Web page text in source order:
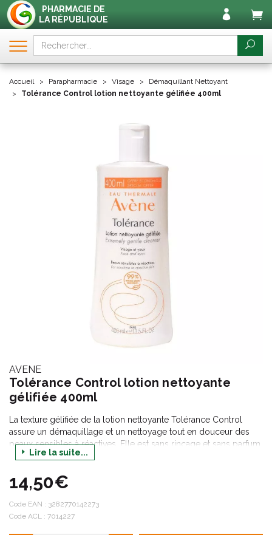
PHARMACIE DE
LA RÉPUBLIQUE
Accueil Parapharmacie Visage
Démaquillant Nettoyant
Tolérance Control lotion nettoyante gélifiée 400ml
AVENE
Tolérance Control lotion nettoyante
gélifiée 400ml
La texture gélifiée de la lotion nettoyante Tolérance Control
assure un démaquillage et un nettoyage tout en douceur des
peaux sensibles à réactives. Elle est sans rinçage et sans parfum
et nettoie parfaitement le visage, les yeux et les lèvres.
Lire la suite...
14,50€
Code EAN : 3282770142273
Code ACL : 7014227